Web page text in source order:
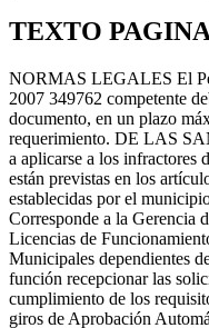
TEXTO
NORMAS LEGALES El
2007 349762 competente
documento, en un plazo
requerimiento. DE LAS
a aplicarse a los infractores
están previstas en los
establecidas por el
Corresponde a la Gerencia
Licencias de
Municipales dependientes
función recepcionar las
cumplimiento de los
giros de Aprobación